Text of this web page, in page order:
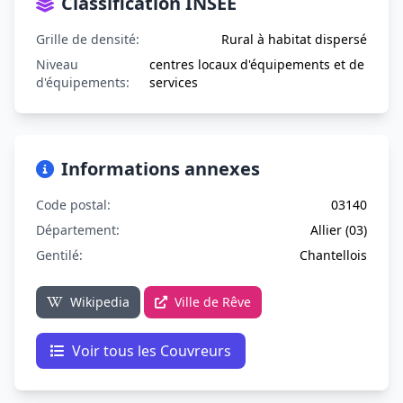
Grille de densité:
Rural à habitat dispersé
Niveau
d'équipements:
centres locaux d'équipements et de
services
Informations annexes
Code postal:
03140
Département:
Allier (03)
Gentilé:
Chantellois
Wikipedia Ville de Rêve
Voir tous les Couvreurs